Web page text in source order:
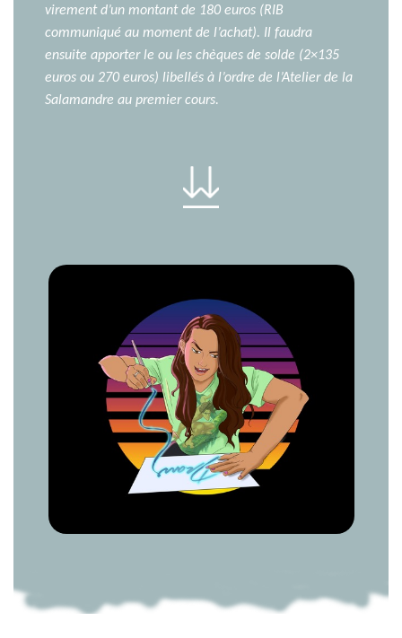
adultes
virement d’un montant de 180 euros (RIB
communiqué au moment de l’achat). Il faudra
ensuite apporter le ou les chèques de solde (2×135
euros ou 270 euros) libellés à l’ordre de l’Atelier de la
Salamandre au premier cours.